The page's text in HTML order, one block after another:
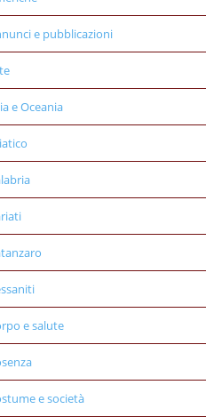
e pubblicazioni
e Oceania
e salute
e società